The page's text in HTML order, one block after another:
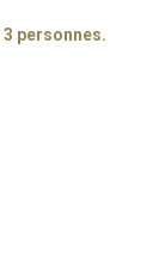
personnes.